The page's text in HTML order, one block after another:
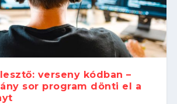
használják ezeket a
az egyetemi felvételi?
verseny kódban –
sor program dönti el a
– hogyan kapcsolódj ki
verseny kódban –
sor program dönti el a